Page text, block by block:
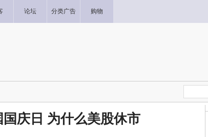
论坛 分类广告 购物
庆日 为什么美股休市